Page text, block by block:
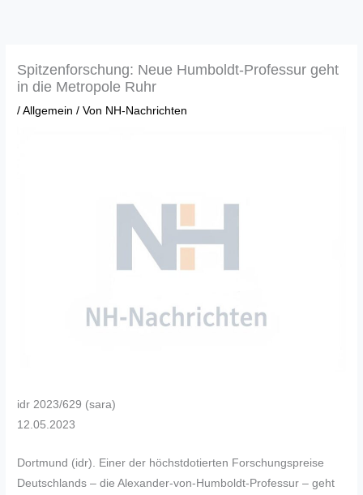
Spitzenforschung: Neue Humboldt-Professur geht
in die Metropole Ruhr
/Allgemein / Von NH-Nachrichten
idr 2023/629 (sara)
12.05.2023
Dortmund (idr). Einer der höchstdotierten Forschungspreise
Deutschlands – die Alexander-von-Humboldt-Professur – geht